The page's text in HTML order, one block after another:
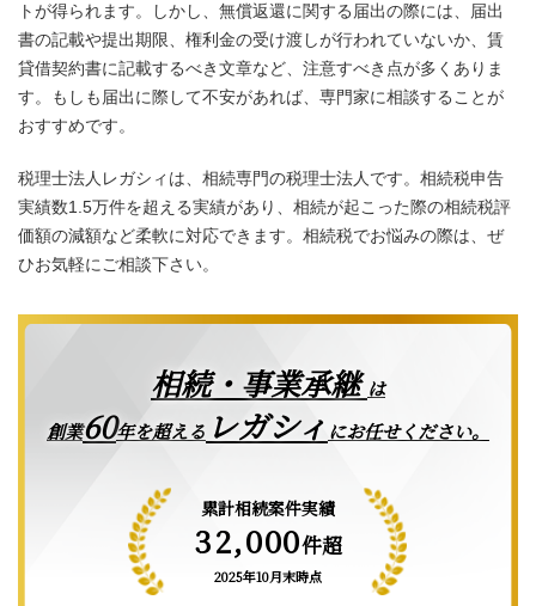
トが得られます。しかし、無償返還に関する届出の際には、届出
書の記載や提出期限、権利金の受け渡しが行われていないか、賃
貸借契約書に記載するべき文章など、注意すべき点が多くありま
す。もしも届出に際して不安があれば、専門家に相談することが
おすすめです。
税理士法人レガシィは、相続専門の税理士法人です。相続税申告
実績数1.5万件を超える実績があり、相続が起こった際の相続税評
価額の減額など柔軟に対応できます。相続税でお悩みの際は、ぜ
ひお気軽にご相談下さい。
相続・事業承継は
創業60年を超える レガシィ にお任せください。
累計相続案件実績
32,000件超
2025年10月末時点